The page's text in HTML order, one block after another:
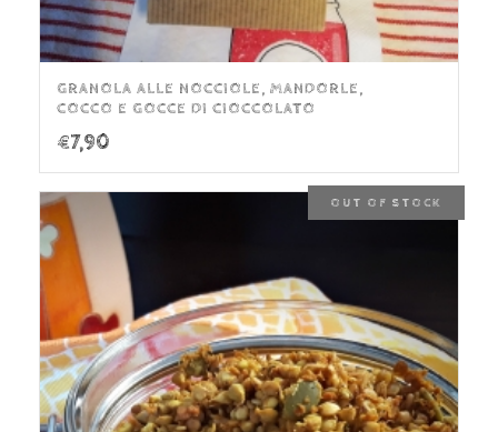
GRANOLA ALLE NOCCIOLE, MANDORLE,
COCCO E GOCCE DI CIOCCOLATO
€7,90
OUT OF STOCK